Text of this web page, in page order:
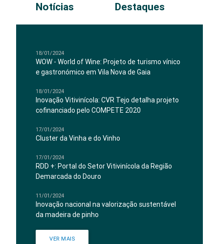
Notícias Destaques
18/01/2024
WOW - World of Wine: Projeto de turismo vínico
e gastronómico em Vila Nova de Gaia
18/01/2024
Inovação Vitivinícola: CVR Tejo detalha projeto
cofinanciado pelo COMPETE 2020
17/01/2024
Cluster da Vinha e do Vinho
17/01/2024
RDD +: Portal do Setor Vitivinícola da Região
Demarcada do Douro
11/01/2024
Inovação nacional na valorização sustentável
da madeira de pinho
VER MAIS